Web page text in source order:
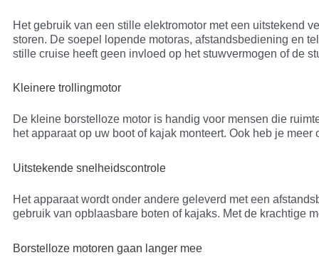
Het gebruik van een stille elektromotor met een uitstekend
storen. De soepel lopende motoras, afstandsbediening en
stille cruise heeft geen invloed op het stuwvermogen of de
Kleinere trollingmotor
De kleine borstelloze motor is handig voor mensen die
het apparaat op uw boot of kajak monteert. Ook heb je
Uitstekende snelheidscontrole
Het apparaat wordt onder andere geleverd met een
gebruik van opblaasbare boten of kajaks. Met de krachtige
Borstelloze motoren gaan langer mee